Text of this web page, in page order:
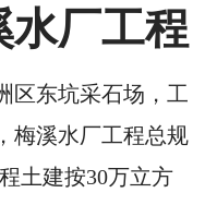
水厂工程
区东坑采石场，工
梅溪水厂工程总规
土建按30万立方